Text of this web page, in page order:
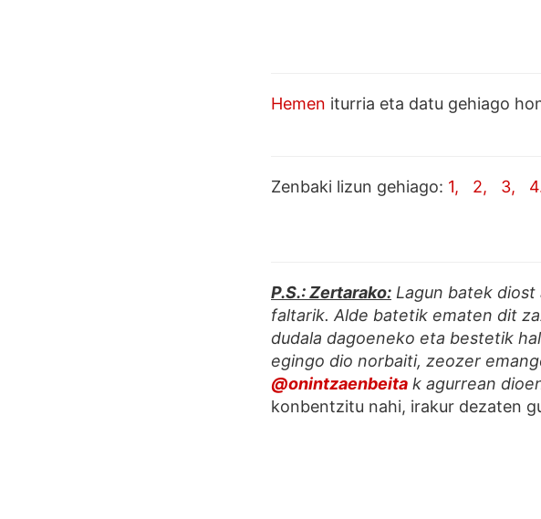
Hemen iturria eta datu gehiago
Zenbaki lizun gehiago: 1, 2, 3,
P.S.: Zertarako: Lagun batek
faltarik. Alde batetik ematen dit
dudala dagoeneko eta bestetik
egingo dio norbaiti, zeozer
@onintzaenbeita k agurrean
konbentzitu nahi, irakur dezaten